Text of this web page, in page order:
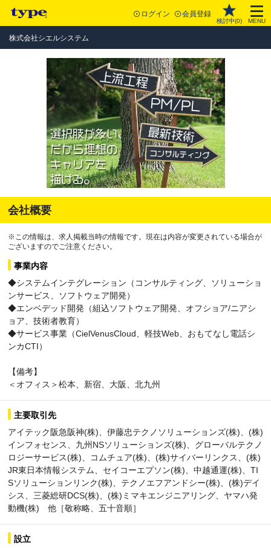
ログイン 会員登録
検討中(0) MENU
株式会社シエルシステム
会社概要
※この情報は、求人掲載当時の情報です。現在は内容が変更されている場合が
ございますのでご注意ください。
事業内容
◆システムインテグレーション（コンサルティング、ソリューショ
ンサービス、ソフトウェア開発）
◆エンベデッド開発（組込ソフトウェア開発、オフショア/ニアシ
ョア、技術者教育）
◆サービス事業（CielVenusCloud、軽技Web、おもてなし電話シ
ンカCTI）
【備考】
＜オフィス＞松本、新宿、大阪、北九州
主要取引先
アイテック阪急阪神(株)、伊藤忠テクノソリューションズ(株)、(株)
インフォセンス、九州NSソリューションズ(株)、グローバルテクノ
ロジーサービス(株)、コムチュア(株)、(株)サイバーリンクス、(株)
JR東日本情報システム、セイコーエプソン(株)、中越通運(株)、TI
Sソリューションリンク(株)、テクノエフアンドシー(株)、(株)デイ
シス、三菱総研DCS(株)、(株)ミマキエンジニアリング、ヤマハ発
動機(株) 他［敬称略、五十音順］
設立